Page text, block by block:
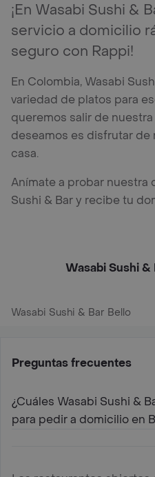
¡En Wasabi Sushi &
servicio a domicilio
seguro con Rappi!
En Colombia, Wasabi
variedad de platos para
queremos salir de
deseamos es disfrutar de
casa.
Anímate a probar nuestra
Sushi & Bar y recibe tu
Wasabi Sushi &
Wasabi Sushi & Bar Bello
Preguntas frecuentes
¿Cuáles Wasabi Sushi &
para pedir a domicilio en